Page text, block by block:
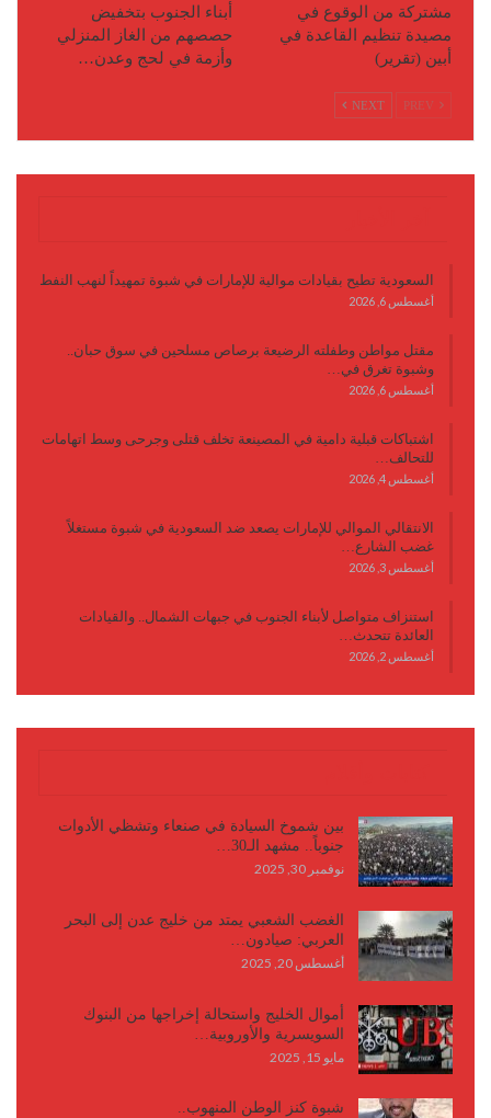
مشتركة من الوقوع في
مصيدة تنظيم القاعدة في
أبين (تقرير)
أبناء الجنوب بتخفيض
حصصهم من الغاز المنزلي
وأزمة في لحج وعدن…
NEXT
السعودية تطيح بقيادات موالية للإمارات في شبوة تمهيداً لنهب النفط
أغسطس 6, 2026
مقتل مواطن وطفلته الرضيعة برصاص مسلحين في سوق حبان..
وشبوة تغرق في…
أغسطس 6, 2026
اشتباكات قبلية دامية في المصينعة تخلف قتلى وجرحى وسط اتهامات
للتحالف…
أغسطس 4, 2026
الانتقالي الموالي للإمارات يصعد ضد السعودية في شبوة مستغلاً
غضب الشارع…
أغسطس 3, 2026
استنزاف متواصل لأبناء الجنوب في جبهات الشمال.. والقيادات
العائدة تتحدث…
أغسطس 2, 2026
بين شموخ السيادة في صنعاء وتشظي الأدوات
جنوباً.. مشهد الـ30…
نوفمبر 30, 2025
الغضب الشعبي يمتد من خليج عدن إلى البحر
العربي: صيادون…
أغسطس 20, 2025
أموال الخليج واستحالة إخراجها من البنوك
السويسرية والأوروبية…
مايو 15, 2025
شبوة كنز الوطن المنهوب..